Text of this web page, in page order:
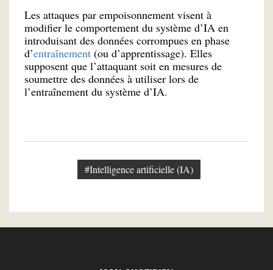
Les attaques par empoisonnement visent à
modifier le comportement du système d’IA en
introduisant des données corrompues en phase
d’entraînement (ou d’apprentissage). Elles
supposent que l’attaquant soit en mesures de
soumettre des données à utiliser lors de
l’entraînement du système d’IA.
#Intelligence artificielle (IA)